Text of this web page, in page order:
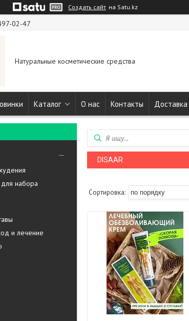
Создать сайт на Satu.kz
02-47
Натуральные косметические средства
Каталог О нас Контакты
набора
и лечение
DISAAR